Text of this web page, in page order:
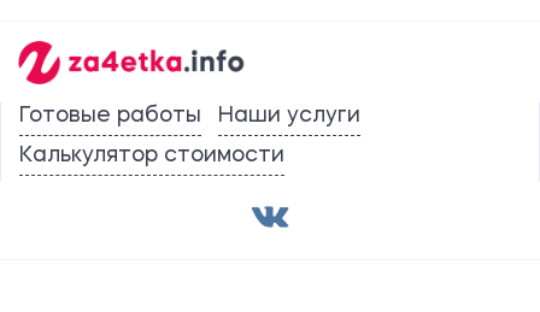
Готовые работы
Наши услуги
Калькулятор стоимости